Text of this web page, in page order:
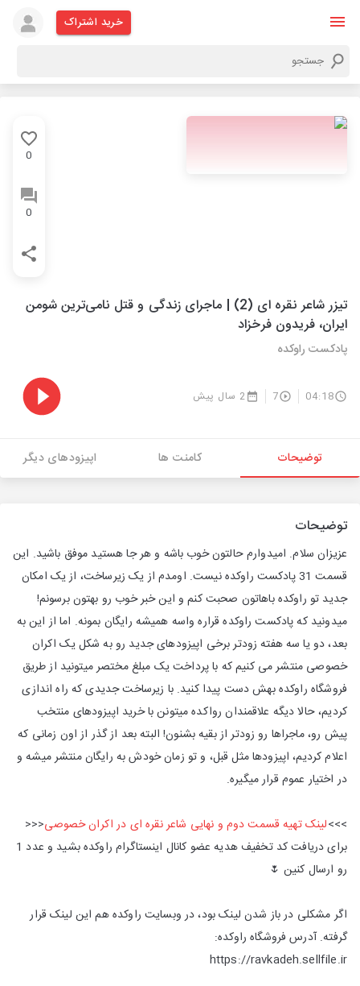
خرید اشتراک
0
0
تیزر شاعر نقره ای (2) | ماجرای زندگی و قتل نامی‌ترین شومن
ایران، فریدون فرخزاد
پادکست راوکده
04:18
7 2 سال پیش
توضیحات کامنت ها اپیزودهای دیگر
توضیحات
عزیزان سلام. امیدوارم حالتون خوب باشه و هر جا هستید موفق باشید. این
قسمت 31 پادکست راوکده نیست. اومدم از یک زیرساخت، از یک امکان
جدید تو راوکده باهاتون صحبت کنم و این خبر خوب رو بهتون برسونم!
میدونید که پادکست راوکده قراره واسه همیشه رایگان بمونه. اما از این به
بعد، دو یا سه هفته زودتر برخی اپیزودهای جدید رو به شکل یک اکران
خصوصی منتشر می کنیم که با پرداخت یک مبلغ مختصر میتونید از طریق
فروشگاه راوکده بهش دست پیدا کنید. با زیرساخت جدیدی که راه اندازی
کردیم، حالا دیگه علاقمندان رواکده میتونن با خرید اپیزودهای منتخب
پیش رو، ماجراها رو زودتر از بقیه بشنون! البته بعد از گذر از اون زمانی که
اعلام کردیم، اپیزودها مثل قبل، و تو زمان خودش به رایگان منتشر میشه و
در اختیار عموم قرار میگیره.
>>>لینک تهیه قسمت دوم و نهایی شاعر نقره ای در اکران خصوصی<<<
برای دریافت کد تخفیف هدیه عضو کانال اینستاگرام راوکده بشید و عدد 1
رو ارسال کنین 🌷
اگر مشکلی در باز شدن لینک بود، در وبسایت راوکده هم این لینک قرار
گرفته. آدرس فروشگاه راوکده:
https://ravkadeh.sellfile.ir